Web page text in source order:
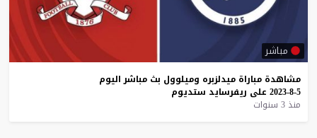
مباشر
مشاهدة مباراة ميدلزبره وميلوول بث مباشر اليوم
5-8-2023
على ريفرسايد ستديوم
منذ 3 سنوات